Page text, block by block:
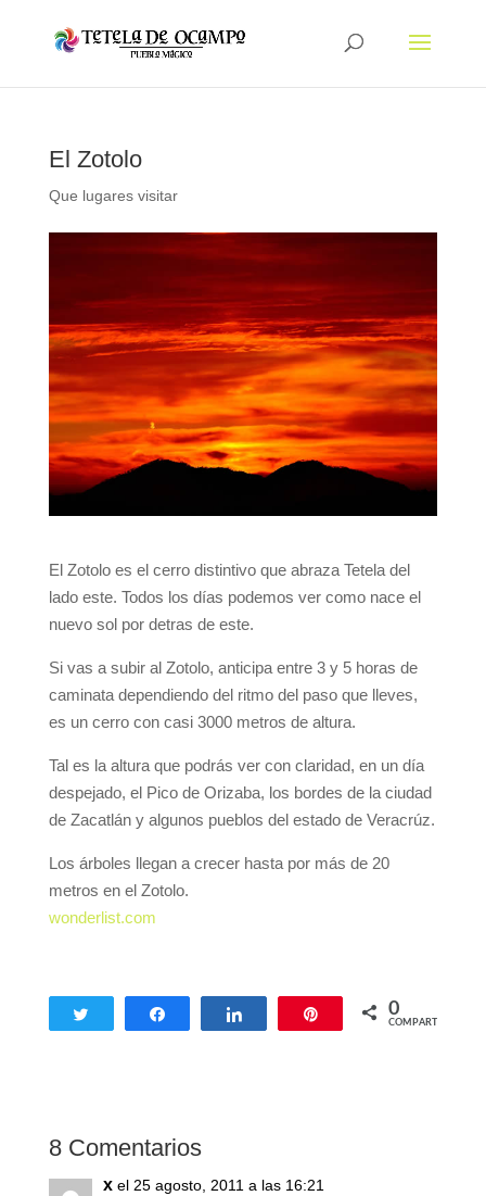
El Zotolo
Que lugares visitar
El Zotolo es el cerro distintivo que abraza Tetela del
lado este. Todos los días podemos ver como nace el
nuevo sol por detras de este.
Si vas a subir al Zotolo, anticipa entre 3 y 5 horas de
caminata dependiendo del ritmo del paso que lleves,
es un cerro con casi 3000 metros de altura.
Tal es la altura que podrás ver con claridad, en un día
despejado, el Pico de Orizaba, los bordes de la ciudad
de Zacatlán y algunos pueblos del estado de Veracrúz.
Los árboles llegan a crecer hasta por más de 20
metros en el Zotolo.
wonderlist.com
Twittear Compartir Compartir 0
COMPARTIR
8 Comentarios
x el 25 agosto, 2011 a las 16:21